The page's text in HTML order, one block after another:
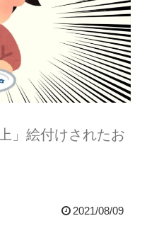
」絵付けされたお
2021/08/09